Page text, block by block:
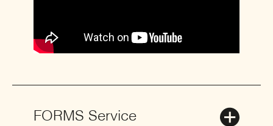
FORMS Service